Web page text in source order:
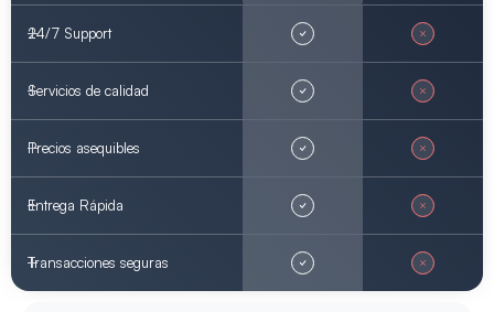
24/7 Support
Servicios de calidad
Precios asequibles
Entrega Rápida
Transacciones seguras